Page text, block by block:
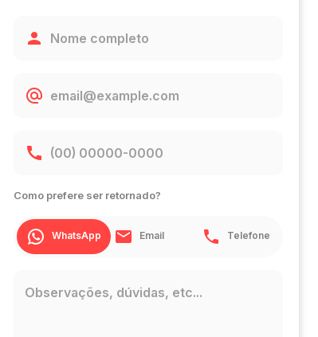
Como prefere ser retornado?
WhatsApp Email Telefone